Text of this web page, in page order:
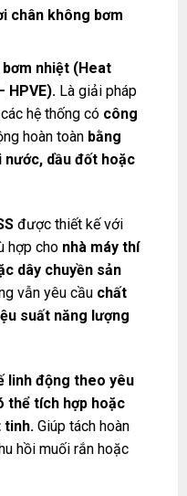
chân không bơm
nhiệt (Heat
HPVE). Là giải pháp
hệ thống có công
hoàn toàn bằng
nước, dầu đốt hoặc
được thiết kế với
hợp cho nhà máy thí
dây chuyền sản
vẫn yêu cầu chất
suất năng lượng
linh động theo yêu
thể tích hợp hoặc
tinh.Giúp tách hoàn
hồi muối rắn hoặc